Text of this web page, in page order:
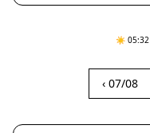
☀️ 05:32
‹ 07/08